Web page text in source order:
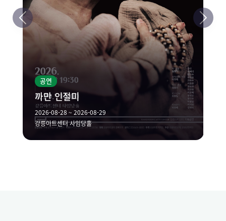
공연
까만 인절미
2026-08-28 ~ 2026-08-29
강릉아트센터 사임당홀